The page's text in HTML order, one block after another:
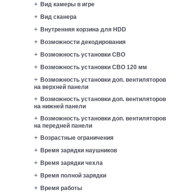
Вид камеры в игре
Вид сканера
Внутренняя корзина для HDD
Возможности декодирования
Возможность установки СВО
Возможность установки СВО 120 мм
Возможность установки доп. вентиляторов
на верхней панели
Возможность установки доп. вентиляторов
на нижней панели
Возможность установки доп. вентиляторов
на передней панели
Возрастные ограничения
Время зарядки наушников
Время зарядки чехла
Время полной зарядки
Время работы